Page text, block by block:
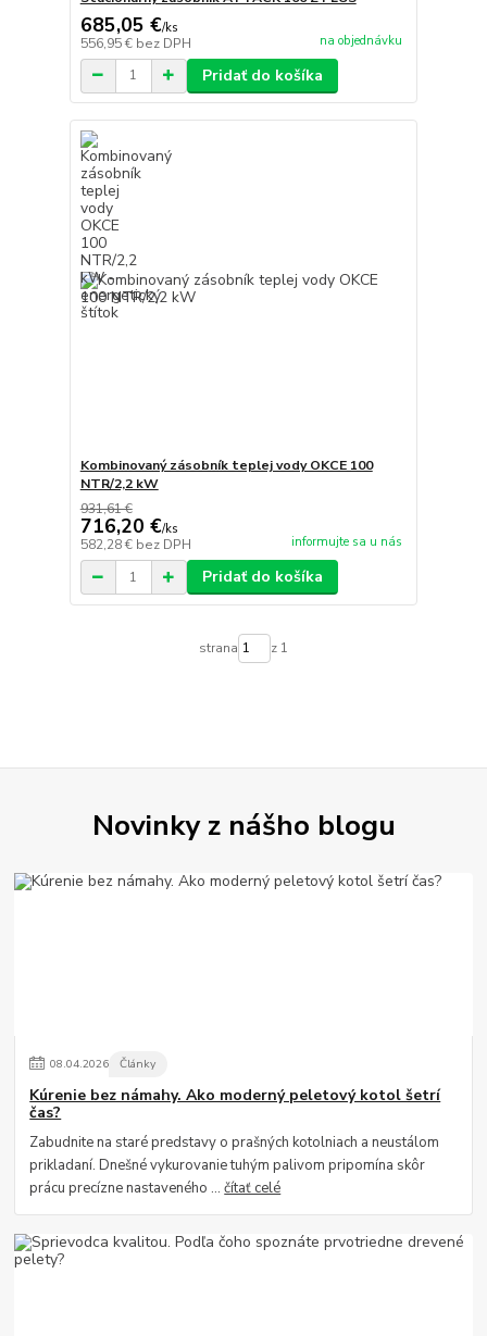
685,05 €/ks
556,95 € bez DPH na objednávku
Pridať do košíka
Kombinovaný zásobník teplej vody OKCE 100
NTR/2,2 kW
931,61 €
716,20 €/ks
582,28 € bez DPH informujte sa u nás
Pridať do košíka
strana z 1
Novinky z nášho blogu
08.04.2026 Články
Kúrenie bez námahy. Ako moderný peletový kotol šetrí
čas?
Zabudnite na staré predstavy o prašných kotolniach a neustálom
prikladaní. Dnešné vykurovanie tuhým palivom pripomína skôr
prácu precízne nastaveného ...čítať celé